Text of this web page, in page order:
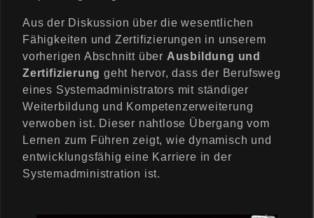
Aus der Diskussion über die wesentlichen
Fähigkeiten und Zertifizierungen in unserem
vorherigen Abschnitt über Ausbildung und
Zertifizierung geht hervor, dass der Berufsweg
eines Systemadministrators mit ständiger
Weiterbildung und Kompetenzerweiterung
verwoben ist. Dieser nahtlose Übergang vom
Lernen zum Führen zeigt, wie dynamisch und
entwicklungsfähig eine Karriere in der
Systemadministration ist.